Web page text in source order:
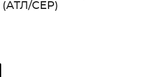
СЕР)